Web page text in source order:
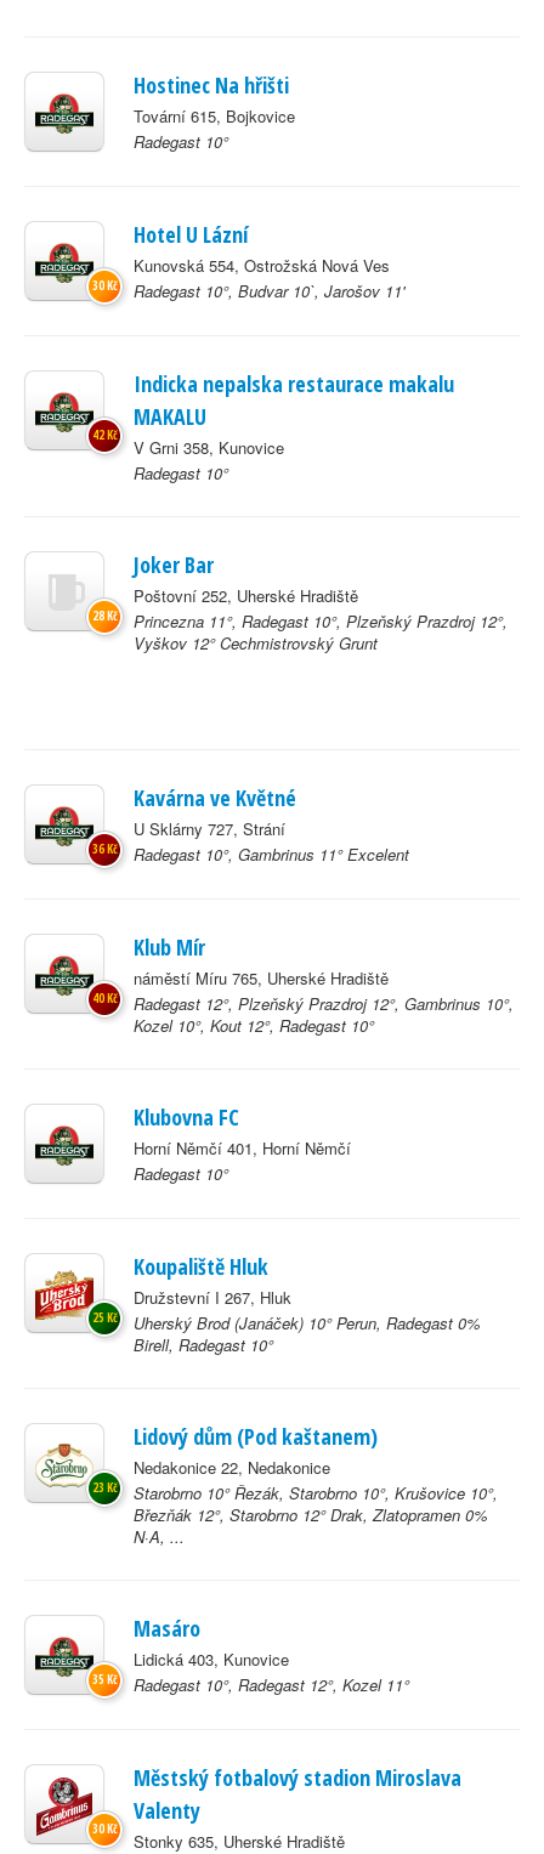
Hostinec Na hřišti
Tovární 615, Bojkovice
Radegast 10°
Hotel U Lázní
Kunovská 554, Ostrožská Nová Ves
Radegast 10°, Budvar 10`, Jarošov 11'
30 Kč
Indicka nepalska restaurace makalu
MAKALU
V Grni 358, Kunovice
Radegast 10°
42 Kč
Joker Bar
Poštovní 252, Uherské Hradiště
Princezna 11°, Radegast 10°, Plzeňský Prazdroj 12°,
Vyškov 12° Cechmistrovský Grunt
28 Kč
Kavárna ve Květné
U Sklárny 727, Strání
Radegast 10°, Gambrinus 11° Excelent
36 Kč
Klub Mír
náměstí Míru 765, Uherské Hradiště
Radegast 12°, Plzeňský Prazdroj 12°, Gambrinus 10°,
Kozel 10°, Kout 12°, Radegast 10°
40 Kč
Klubovna FC
Horní Němčí 401, Horní Němčí
Radegast 10°
Koupaliště Hluk
Družstevní I 267, Hluk
Uherský Brod (Janáček) 10° Perun, Radegast 0%
Birell, Radegast 10°
25 Kč
Lidový dům (Pod kaštanem)
Nedakonice 22, Nedakonice
Starobrno 10° Řezák, Starobrno 10°, Krušovice 10°,
Březňák 12°, Starobrno 12° Drak, Zlatopramen 0%
N·A, ...
23 Kč
Masáro
Lidická 403, Kunovice
Radegast 10°, Radegast 12°, Kozel 11°
35 Kč
Městský fotbalový stadion Miroslava
Valenty
Stonky 635, Uherské Hradiště
30 Kč